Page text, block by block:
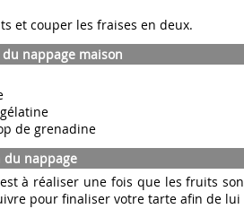
et couper les fraises en deux.
nappage maison
de grenadine
du nappage
à réaliser une fois que les fruits
pour finaliser votre tarte afin de